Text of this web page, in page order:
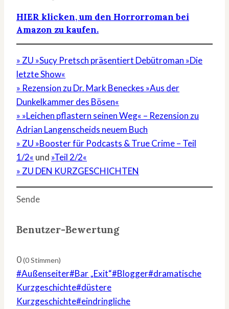
HIER klicken, um den Horrorroman bei
Amazon zu kaufen.
» ZU »Sucy Pretsch präsentiert Debütroman »Die
letzte Show«
» Rezension zu Dr. Mark Beneckes »Aus der
Dunkelkammer des Bösen«
» »Leichen pflastern seinen Weg« – Rezension zu
Adrian Langenscheids neuem Buch
» ZU »Booster für Podcasts & True Crime – Teil
1/2« und »Teil 2/2«
» ZU DEN KURZGESCHICHTEN
Sende
Benutzer-Bewertung
0(0Stimmen)
Schlagworte:
#Außenseiter#Bar „Exit“#Blogger#dramatische
Kurzgeschichte#düstere
Kurzgeschichte#eindringliche